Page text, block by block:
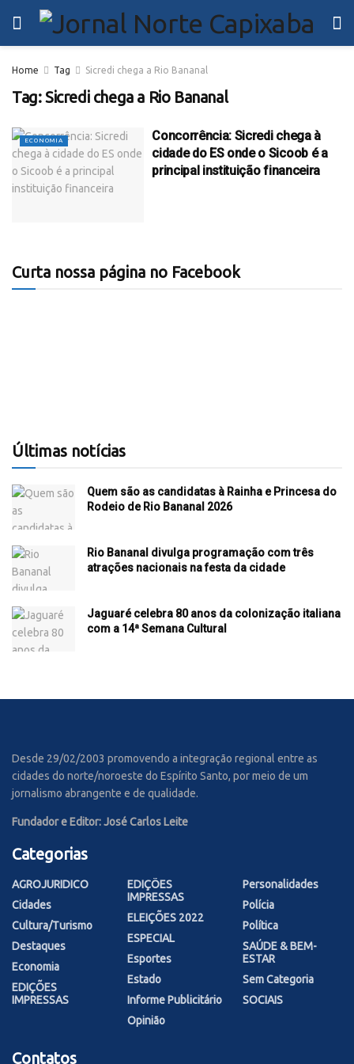
Home Tag Sicredi chega a Rio Bananal
Tag:Sicredi chega a Rio Bananal
ECONOMIA
Concorrência: Sicredi chega à
cidade do ES onde o Sicoob é a
principal instituição financeira
Curta nossa página no Facebook
Últimas notícias
Quem são as candidatas à Rainha e Princesa do
Rodeio de Rio Bananal 2026
Rio Bananal divulga programação com três
atrações nacionais na festa da cidade
Jaguaré celebra 80 anos da colonização italiana
com a 14ª Semana Cultural
Desde 29/02/2003 promovendo a integração regional entre as
cidades do norte/noroeste do Espírito Santo, por meio de um
jornalismo abrangente e de qualidade.
Fundador e Editor: José Carlos Leite
Categorias
AGROJURIDICO
Cidades
Cultura/Turismo
Destaques
Economia
EDIÇÕES
IMPRESSAS
EDIÇÕES
IMPRESSAS
ELEIÇÕES 2022
ESPECIAL
Esportes
Estado
Informe Publicitário
Opinião
Personalidades
Polícia
Política
SAÚDE & BEM-
ESTAR
Sem Categoria
SOCIAIS
Contatos